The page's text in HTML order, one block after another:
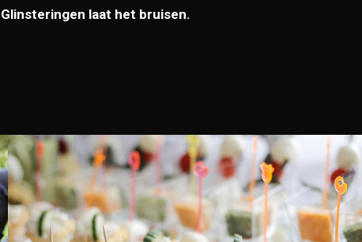
Glinsteringen laat het bruisen.